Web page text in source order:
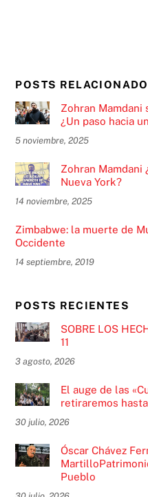
POSTS
Zohran
¿Un paso hacia
5 noviembre, 2025
Zohran Mamdani
Nueva York?
14 noviembre, 2025
Zimbabwe: la muerte de
Occidente
14 septiembre, 2019
POSTS RECIENTES
SOBRE LOS
11
3 agosto, 2026
El auge de las
retiraremos
30 julio, 2026
Óscar Chávez
Pueblo